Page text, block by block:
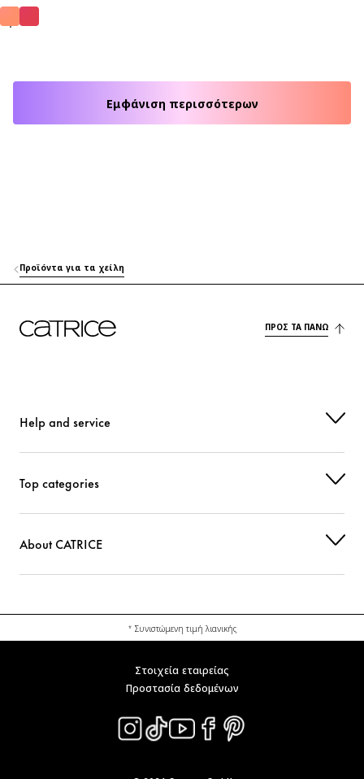
Εμφάνιση περισσότερων
Προϊόντα για τα χείλη
ΠΡΟΣ ΤΑ ΠΆΝΩ
Help and service
Top categories
About CATRICE
* Συνιστώμενη τιμή λιανικής
Στοιχεία εταιρείας
Προστασία δεδομένων